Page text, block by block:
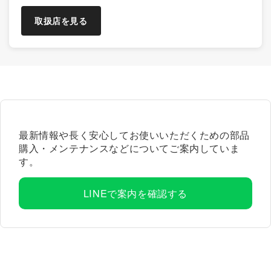
取扱店を見る
最新情報や長く安心してお使いいただくための部品
購入・メンテナンスなどについてご案内していま
す。
LINEで案内を確認する